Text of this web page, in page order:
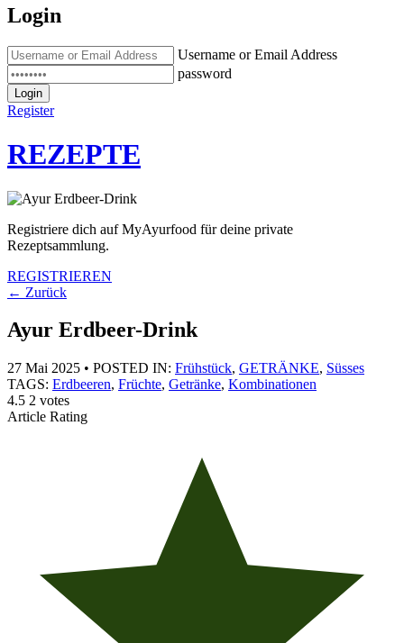
Login
Username or Email Address
password
Login
Register
REZEPTE
Registriere dich auf MyAyurfood für deine private
Rezeptsammlung.
REGISTRIEREN
← Zurück
Ayur Erdbeer-Drink
27 Mai 2025 • POSTED IN: Frühstück, GETRÄNKE, Süsses
TAGS: Erdbeeren, Früchte, Getränke, Kombinationen
4.5 2 votes
Article Rating